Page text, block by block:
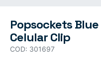
Popsockets
Celular Clip
COD: 301697